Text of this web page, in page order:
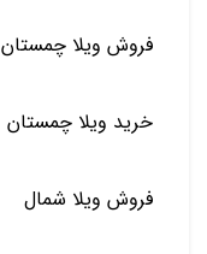
فروش ویلا چمستان
خرید ویلا چمستان
فروش ویلا شمال